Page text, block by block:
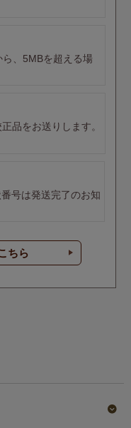
ら、5MBを超える場
品をお送りします。
号は発送完了のお知
ちら